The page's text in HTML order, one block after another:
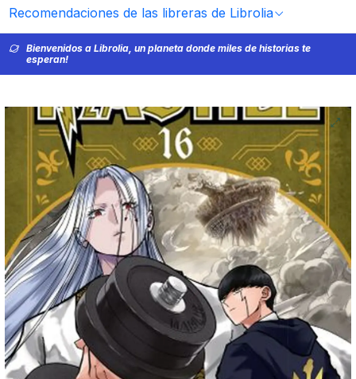
Recomendaciones de las libreras de Librolia
Bienvenidos a Librolia, un planeta donde miles de historias te
esperan!